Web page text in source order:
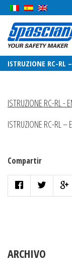
ISTRUZIONE RC-RL
ISTRUZIONE RC-RL
ISTRUZIONE RC-RL –
Compartir
ARCHIVO